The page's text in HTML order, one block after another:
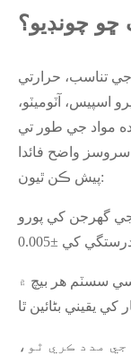
ڇو چونڊيو؟
جي تناسب، حرارتي
اسپيس، آٽوميٽو،
مواد جي طور تي
واضح فائدا
پيش ڪن ٿيون:
گهرجن کي پورو
سسٽم هر بيچ ۾
يقيني بڻائين ٿا
مدد ڪري ٿو،